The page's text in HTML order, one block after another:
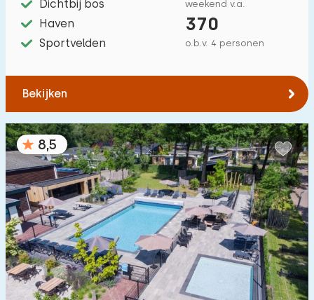
Dichtbij bos
Haven
Sportvelden
weekend v.a.
370
o.b.v. 4 personen
Bekijken
8,5